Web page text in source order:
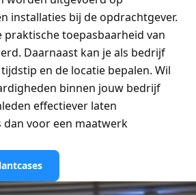
installaties bij de opdrachtgever.
toepasbaarheid van
Daarnaast kan je als bedrijf
en de locatie bepalen. Wil
binnen jouw bedrijf
effectiever laten
dan voor een maatwerk